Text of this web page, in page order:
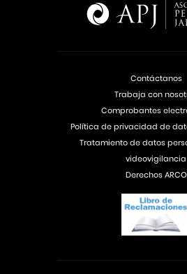
Contáctanos
Trabaja con
Comprobantes
Política de privacidad de
Tratamiento de datos
videovigilancia
Derechos ARCO